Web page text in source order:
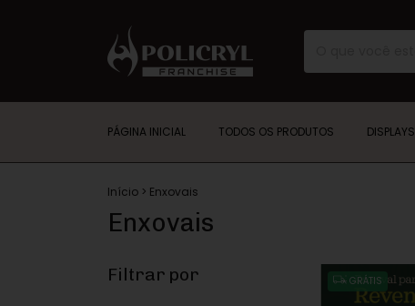
PÁGINA INICIAL TODOS OS PRODUTOS DISPLAYS
Início > Enxovais
Enxovais
Filtrar por GRÁTIS